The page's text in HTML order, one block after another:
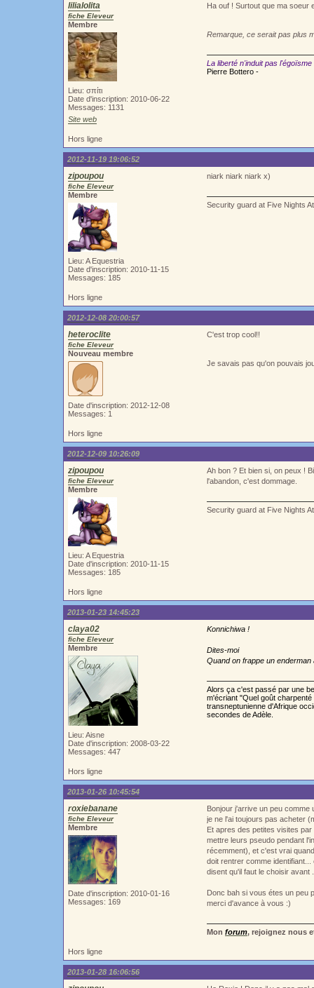
lilialolita
fiche Eleveur
Membre
Lieu: σπίτι
Date d'inscription: 2010-06-22
Messages: 1131
Site web
Ha ouf ! Surtout que ma soeur
Remarque, ce serait pas plus
La liberté n'induit pas
Pierre Bottero -
Hors ligne
2012-11-19 19:06:52
zipoupou
fiche Eleveur
Membre
Lieu: A Equestria
Date d'inscription: 2010-11-15
Messages: 185
niark niark niark x)
Security guard at Five Nights
Hors ligne
2012-12-08 20:00:57
heteroclite
fiche Eleveur
Nouveau membre
Date d'inscription: 2012-12-08
Messages: 1
C'est trop cool!!
Je savais pas qu'on pouvais
Hors ligne
2012-12-09 10:26:09
zipoupou
fiche Eleveur
Membre
Lieu: A Equestria
Date d'inscription: 2010-11-15
Messages: 185
Ah bon ? Et bien si, on peux !
l'abandon, c'est dommage.
Security guard at Five Nights
Hors ligne
2013-01-23 14:45:23
claya02
fiche Eleveur
Membre
Lieu: Aisne
Date d'inscription: 2008-03-22
Messages: 447
Konnichiwa !
Dites-moi
Quand on frappe un
Alors ça c'est passé par une
m'écriant "Quel goût
transneptunienne d'Afrique
secondes de Adèle.
Hors ligne
2013-01-26 10:45:54
roxiebanane
fiche Eleveur
Membre
Date d'inscription: 2010-01-16
Messages: 169
Bonjour j'arrive un peu
je ne l'ai toujours pas acheter
Et apres des petites visites
mettre leurs pseudo pendant
récemment), et c'est vrai
doit rentrer comme
disent qu'il faut le choisir avant
Donc bah si vous étes un peu
merci d'avance à vous :)
Mon forum, rejoignez nous
Hors ligne
2013-01-28 16:06:56